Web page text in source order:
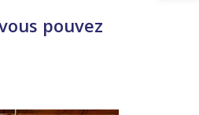
pouvez